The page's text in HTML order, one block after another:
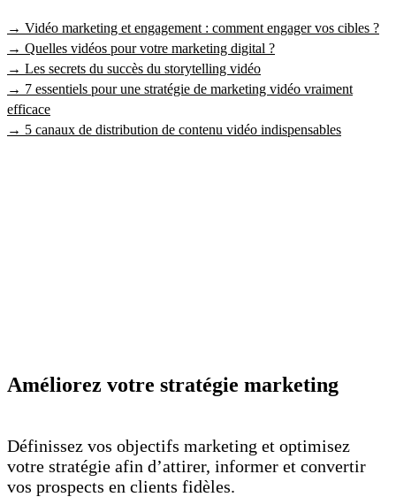
→ Vidéo marketing et engagement : comment engager vos cibles ?
→ Quelles vidéos pour votre marketing digital ?
→ Les secrets du succès du storytelling vidéo
→ 7 essentiels pour une stratégie de marketing vidéo vraiment
efficace
→ 5 canaux de distribution de contenu vidéo indispensables
Améliorez votre stratégie marketing
Définissez vos objectifs marketing et optimisez
votre stratégie afin d’attirer, informer et convertir
vos prospects en clients fidèles.